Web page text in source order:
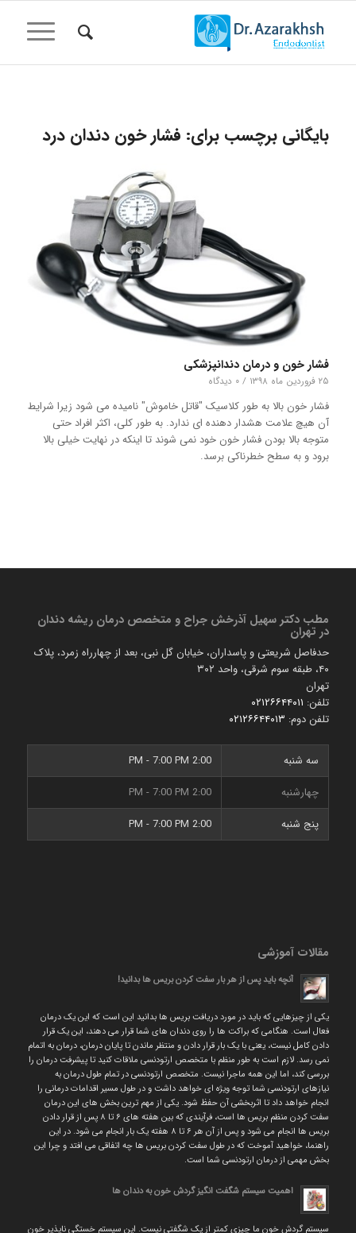
بایگانی برچسب برای: فشار خون دندان درد
فشار خون و درمان دندانپزشکی
۲۵ فروردین ماه ۱۳۹۸ / ۰ دیدگاه
فشار خون بالا به طور کلاسیک "قاتل خاموش" نامیده می شود زیرا شرایط
آن هیچ علامت هشدار دهنده ای ندارد. به طور کلی، اکثر افراد حتی
متوجه بالا بودن فشار خون خود نمی شوند تا اینکه در نهایت خیلی بالا
برود و به سطح خطرناکی برسد.
مطب دكتر سهیل آذرخش جراح و متخصص درمان ریشه دندان
در تهران
حدفاصل شریعتی و پاسداران، خیابان گل نبی، بعد از چهارراه زمرد، پلاک
۴۰، طبقه سوم شرقی، واحد ۳۰۲
تهران
تلفن: ۰۲۱۲۶۶۴۴۰۱۱
تلفن دوم: ۰۲۱۲۶۶۴۴۰۱۳
سه شنبه
2:00 PM - 7:00 PM
چهارشنبه
2:00 PM - 7:00 PM
پنج شنبه
2:00 PM - 7:00 PM
مقالات آموزشی
آنچه باید پس از هر بار سفت کردن بریس ها بدانید!
یکی از چیزهایی که باید در مورد دریافت بریس ها بدانید این است که این یک درمان
فعال است. هنگامی که براکت ها را روی دندان های شما قرار می دهند، این یک قرار
دادن کامل نیست، یعنی با یک بار قرار دادن و منتظر ماندن تا پایان درمان، درمان به اتمام
نمی رسد. لازم است به طور منظم با متخصص ارتودنسی ملاقات کنید تا پیشرفت درمان را
بررسی کند، اما این همه ماجرا نیست. متخصص ارتودنسی در تمام طول درمان به
نیازهای ارتودنسی شما توجه ویژه ای خواهد داشت و در طول مسیر اقدامات درمانی را
انجام خواهد داد تا اثربخشی آن حفظ شود. یکی از مهم ترین بخش های این درمان
سفت کردن منظم بریس ها است، فرآیندی که بین هفته های ۶ تا ۸ پس از قرار دادن
بریس ها انجام می شود و پس از آن هر ۶ تا ۸ هفته یک بار انجام می شود. در این
راهنما، خواهید آموخت که در طول سفت کردن بریس ها چه اتفاقی می افتد و چرا این
بخش مهمی از درمان ارتودنسی شما است.
اهمیت سیستم شگفت انگیز گردش خون به دندان ها
سیستم گردش خون ما چیزی کمتر از یک شگفتی نیست. این سیستم خستگی ناپذیر خون